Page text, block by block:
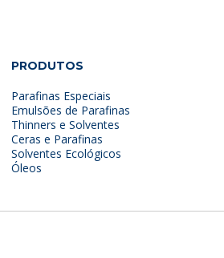
PRODUTOS
Parafinas Especiais
Emulsões de Parafinas
Thinners e Solventes
Ceras e Parafinas
Solventes Ecológicos
Óleos